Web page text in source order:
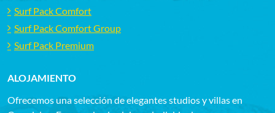
Surf Pack Comfort
Surf Pack Comfort Group
Surf Pack Premium
ALOJAMIENTO
Ofrecemos una selección de elegantes studios y villas en